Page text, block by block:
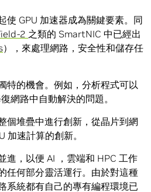
使 GPU 加速器成為關鍵要素。同
2 之類的 SmartNIC 中已經出
），來處理網路，安全性和儲存任
特的機會。例如，分析程式可以
網路中自動解決的問題。
個堆疊中進行創新，從晶片到網
加速計算的創新。
進，以便 AI ，雲端和 HPC 工作
任何部分靈活運行。由於對這種
系統都有自己的專有編程環境已